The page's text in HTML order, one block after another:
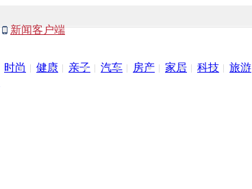
新闻客户端
时尚 健康 亲子 汽车 房产 家居 科技 旅游